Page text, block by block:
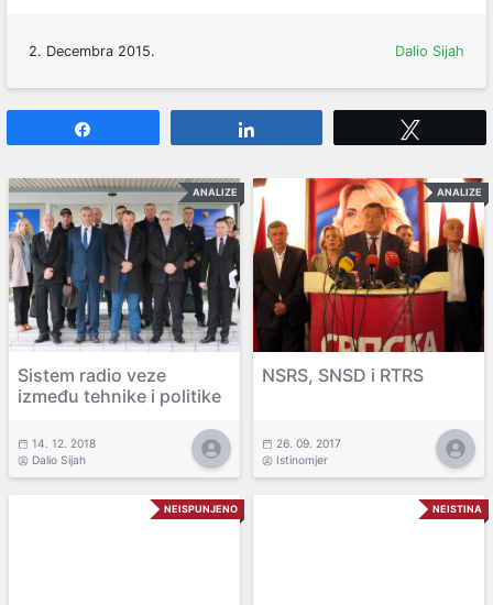
2. Decembra 2015. Dalio Sijah
ANALIZE
Sistem radio veze
između tehnike i politike
14. 12. 2018
Dalio Sijah
ANALIZE
NSRS, SNSD i RTRS
26. 09. 2017
Istinomjer
NEISPUNJENO NEISTINA